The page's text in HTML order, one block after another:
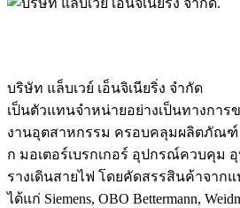
บริษัท แล็บเวย์ เอ็นจิเนียริ่ง จำกัด
เป็นตัวแทนจำหน่ายอย่างเป็นทางกา
งานอุตสาหกรรม ครอบคลุมผลิตภัณฑ์
ก มอเตอร์เบรกเกอร์ อุปกรณ์ควบคุม
รางเดินสายไฟ โดยคัดสรรสินค้าจาก
ได้แก่ Siemens, OBO Bettermann,